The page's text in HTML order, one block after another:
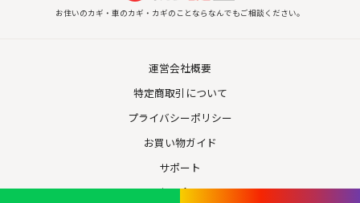
お住いのカギ・車のカギ・カギのことならなんでもご相談ください。
運営会社概要
特定商取引について
プライバシーポリシー
お買い物ガイド
サポート
お問合せ